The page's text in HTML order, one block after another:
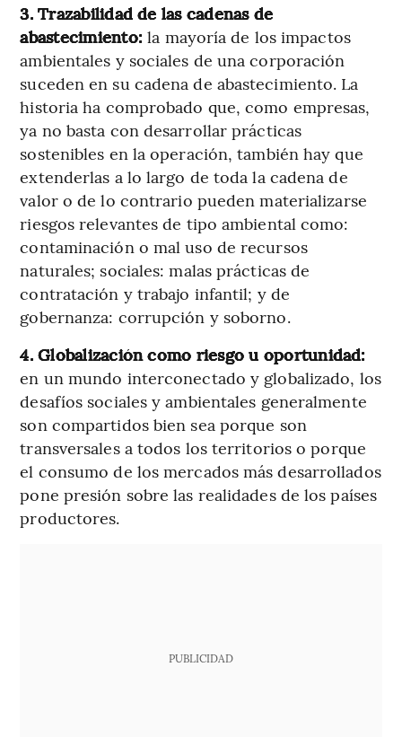
3. Trazabilidad de las cadenas de
abastecimiento:la mayoría de los impactos
ambientales y sociales de una corporación
suceden en su cadena de abastecimiento. La
historia ha comprobado que, como empresas,
ya no basta con desarrollar prácticas
sostenibles en la operación, también hay que
extenderlas a lo largo de toda la cadena de
valor o de lo contrario pueden materializarse
riesgos relevantes de tipo ambiental como:
contaminación o mal uso de recursos
naturales; sociales: malas prácticas de
contratación y trabajo infantil; y de
gobernanza: corrupción y soborno.
4. Globalización como riesgo u oportunidad:
en un mundo interconectado y globalizado, los
desafíos sociales y ambientales generalmente
son compartidos bien sea porque son
transversales a todos los territorios o porque
el consumo de los mercados más desarrollados
pone presión sobre las realidades de los países
productores.
PUBLICIDAD